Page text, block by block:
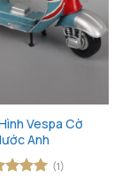
Vespa Cờ
Anh
(1)